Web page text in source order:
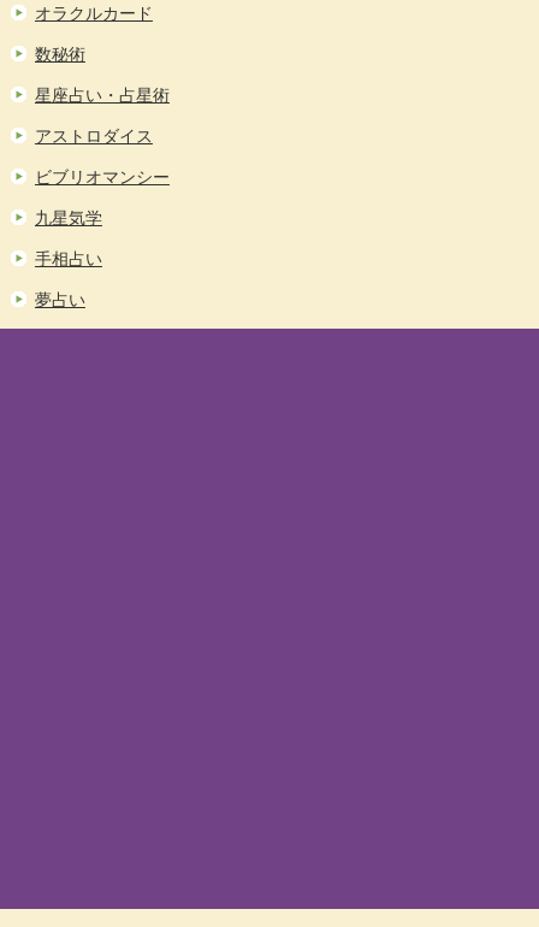
オラクルカード
数秘術
星座占い・占星術
アストロダイス
ビブリオマンシー
九星気学
手相占い
夢占い